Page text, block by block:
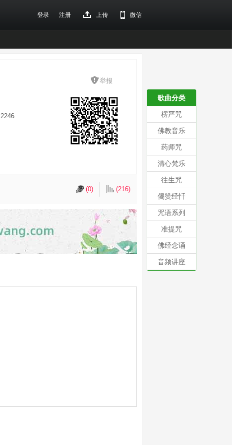
登录 注册 上传 微信
举报
2246
(0) (216)
歌曲分类
楞严咒
佛教音乐
药师咒
清心梵乐
往生咒
偈赞经忏
咒语系列
准提咒
佛经念诵
音频讲座